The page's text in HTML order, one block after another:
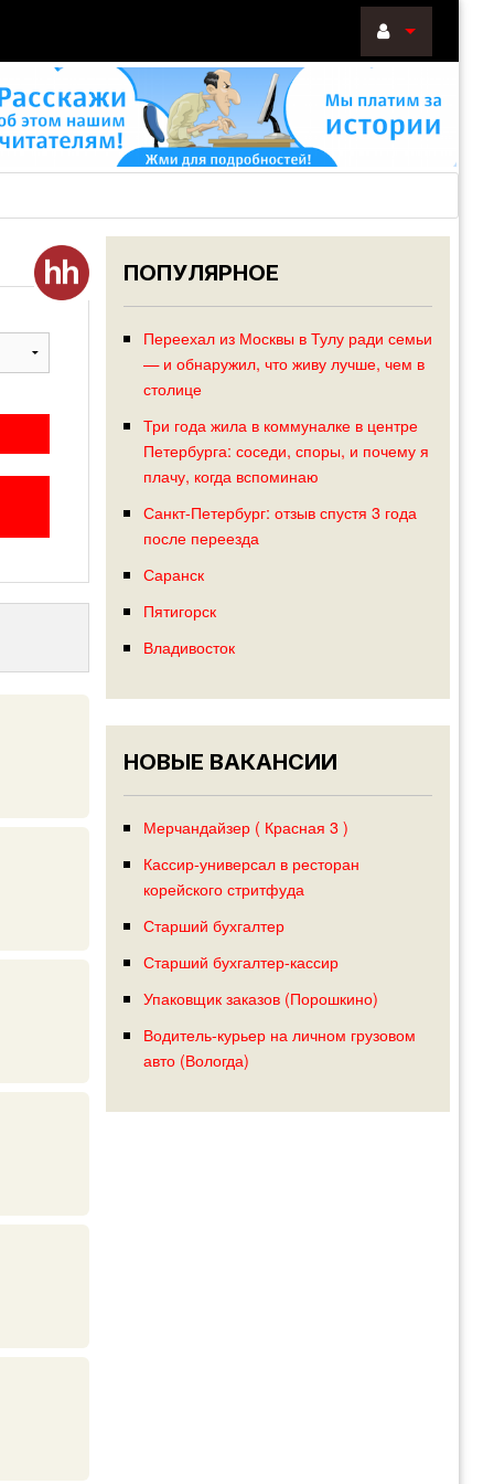
Войти
ПОПУЛЯРНОЕ
Переехал из Москвы в Тулу ради семьи
— и обнаружил, что живу лучше, чем в
столице
Три года жила в коммуналке в центре
Петербурга: соседи, споры, и почему я
плачу, когда вспоминаю
Санкт-Петербург: отзыв спустя 3 года
после переезда
Саранск
Пятигорск
Владивосток
НОВЫЕ ВАКАНСИИ
Мерчандайзер ( Красная 3 )
Кассир-универсал в ресторан
корейского стритфуда
Старший бухгалтер
Старший бухгалтер-кассир
Упаковщик заказов (Порошкино)
Водитель-курьер на личном грузовом
авто (Вологда)